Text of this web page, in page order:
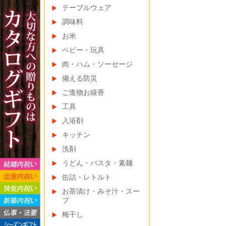
テーブルウェア
調味料
お米
ベビー・玩具
肉・ハム・ソーセージ
備える防災
ご進物お線香
工具
入浴剤
キッチン
洗剤
うどん・パスタ・素麺
缶詰・レトルト
お茶漬け・みそ汁・スー
プ
梅干し